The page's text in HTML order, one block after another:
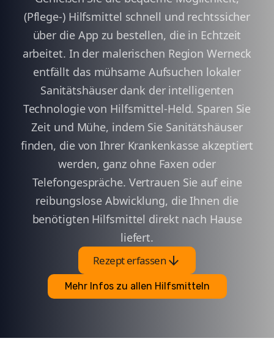
(Pflege-) Hilfsmittel schnell und rechtssicher
über die App zu bestellen, die in Echtzeit
arbeitet. In der malerischen Region Werneck
entfällt das mühsame Aufsuchen lokaler
Sanitätshäuser dank der intelligenten
Technologie von Hilfsmittel-Held. Sparen Sie
Zeit und Mühe, indem Sie Sanitätshäuser
finden, die von Ihrer Krankenkasse akzeptiert
werden, ganz ohne Faxen oder
Telefongespräche. Vertrauen Sie auf eine
reibungslose Abwicklung, die Ihnen die
benötigten Hilfsmittel direkt nach Hause
liefert.
Rezept erfassenarrow_downward
Mehr Infos zu allen Hilfsmitteln